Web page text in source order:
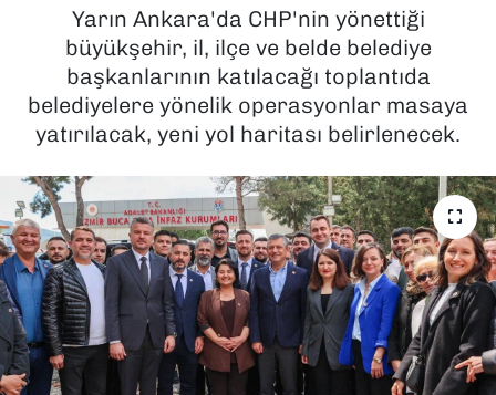
Yarın Ankara'da CHP'nin yönettiği
büyükşehir, il, ilçe ve belde belediye
başkanlarının katılacağı toplantıda
belediyelere yönelik operasyonlar masaya
yatırılacak, yeni yol haritası belirlenecek.
KÜLTÜR SANAT
MAGAZİN
POLİTİKA
SAĞLIK
SPOR
TEKNOLOJİ
YAŞAM
Son Dakika Haberleri
Haber Arşivi